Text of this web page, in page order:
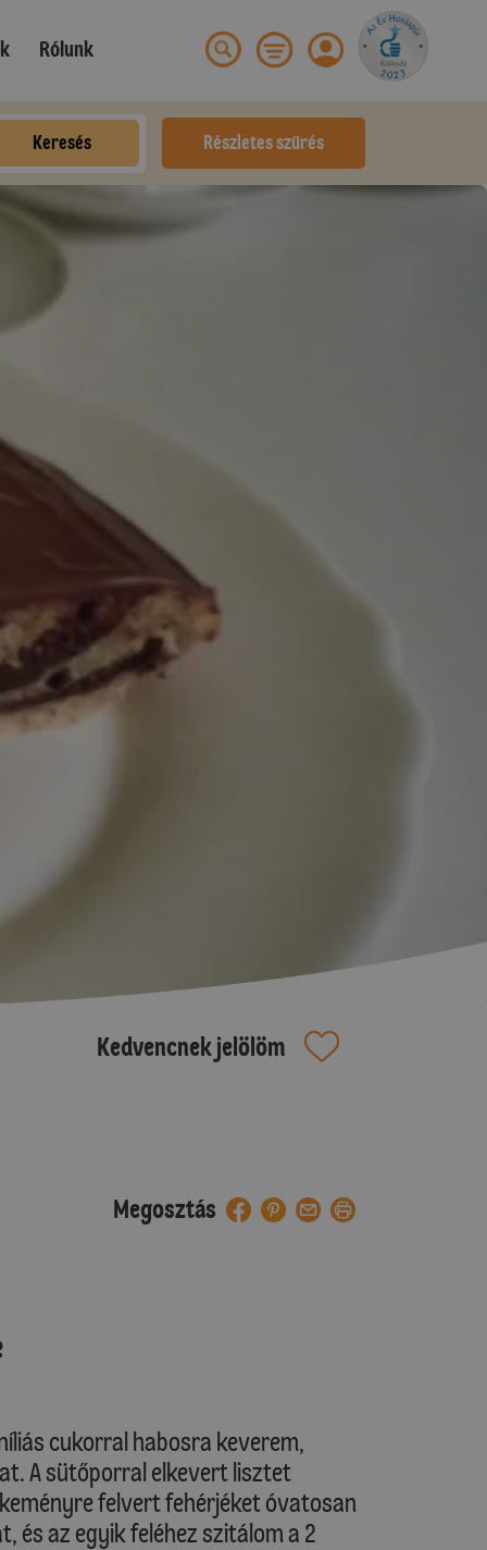
Rólunk
Keresés Részletes szűrés
Kedvencnek jelölöm
Megosztás
cukorral habosra keverem,
A sütőporral elkevert lisztet
felvert fehérjéket óvatosan
és az egyik feléhez szitálom a 2